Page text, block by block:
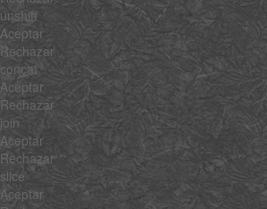
unshift
Aceptar
Rechazar
concat
Aceptar
Rechazar
join
Aceptar
Rechazar
slice
Aceptar